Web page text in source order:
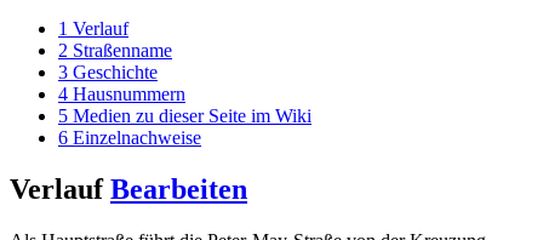
1 Verlauf
2 Straßenname
3 Geschichte
4 Hausnummern
5 Medien zu dieser Seite im Wiki
6 Einzelnachweise
Verlauf Bearbeiten